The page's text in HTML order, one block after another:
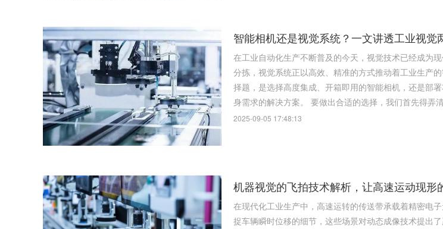
智能相机还是视觉系统？一文讲透工业视觉
在工业自动化生产不断普及的今天，视觉技术已经成为
分拣，视觉系统正以高效、精准的方式推动着工业生产
择题，是选择高度集成、开箱即用的智能相机，还是部
身需求的解决方案。 要做出合适的选择，我
2025-09-05 17:48:13
机器视觉的飞拍技术解析，让高速运动现形
在现代化工业生产中，高速运转的传送带承载着精密电
捉车辆瞬时位移的细节，这些场景对动态成像技术提出